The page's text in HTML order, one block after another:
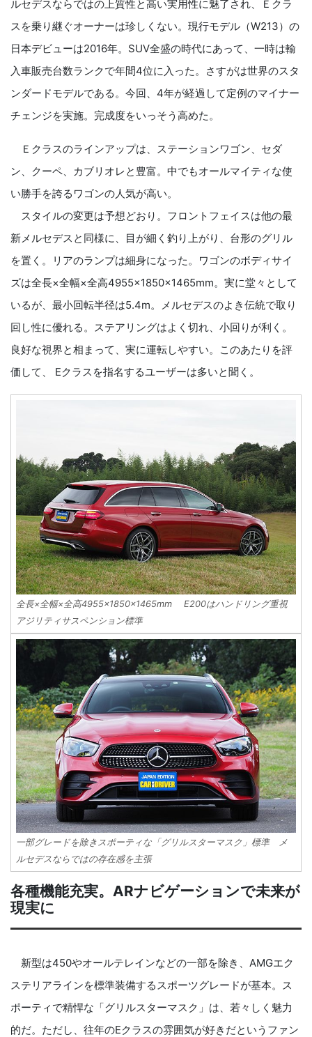
ルセデスならではの上質性と高い実用性に魅了され、Ｅクラ
スを乗り継ぐオーナーは珍しくない。現行モデル（W213）の
日本デビューは2016年。SUV全盛の時代にあって、一時は輸
入車販売台数ランクで年間4位に入った。さすがは世界のスタ
ンダードモデルである。今回、4年が経過して定例のマイナー
チェンジを実施。完成度をいっそう高めた。
Ｅクラスのラインアップは、ステーションワゴン、セダ
ン、クーペ、カブリオレと豊富。中でもオールマイティな使
い勝手を誇るワゴンの人気が高い。
スタイルの変更は予想どおり。フロントフェイスは他の最
新メルセデスと同様に、目が細く釣り上がり、台形のグリル
を置く。リアのランプは細身になった。ワゴンのボディサイ
ズは全長×全幅×全高4955×1850×1465mm。実に堂々として
いるが、最小回転半径は5.4m。メルセデスのよき伝統で取り
回し性に優れる。ステアリングはよく切れ、小回りが利く。
良好な視界と相まって、実に運転しやすい。このあたりを評
価して、 Eクラスを指名するユーザーは多いと聞く。
全長×全幅×全高4955×1850×1465mm E200はハンドリング重視
アジリティサスペンション標準
一部グレードを除きスポーティな「グリルスターマスク」標準 メ
ルセデスならではの存在感を主張
各種機能充実。ARナビゲーションで未来が
現実に
新型は450やオールテレインなどの一部を除き、AMGエク
ステリアラインを標準装備するスポーツグレードが基本。ス
ポーティで精悍な「グリルスターマスク」は、若々しく魅力
的だ。ただし、往年のEクラスの雰囲気が好きだというファン